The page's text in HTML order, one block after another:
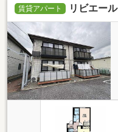
賃貸アパート リビエール